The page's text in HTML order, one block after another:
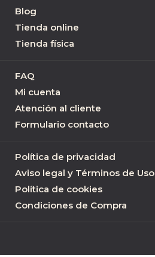
Blog
Tienda online
Tienda física
FAQ
Mi cuenta
Atención al cliente
Formulario contacto
Política de privacidad
Aviso legal y Términos de Uso
Política de cookies
Condiciones de Compra